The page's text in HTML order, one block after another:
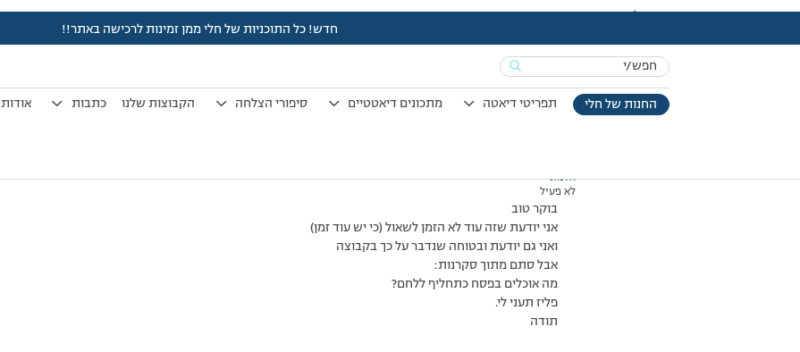
חדש! כל התוכניות של חלי ממן זמינות לרכישה באתר!!
Search
for:החנות של חלי תפריטי דיאטה מתכונים דיאטטיים סיפורי הצלחה הקבוצות שלנו כתבות אודות
עמוד הבית>דיונים>פורום>שאלה מסקרנת
מוצגות 2 תגובות – 1 עד 2 (מתוך 2 סה״כ)
02/04/2008 בשעה 11:22
#52052
אלמוני
לא פעיל
בוקר טוב
אני יודעת שזה עוד לא הזמן לשאול (כי יש עוד זמן)
ואני גם יודעת ובטוחה שנדבר על כך בקבוצה
אבל סתם מתוך סקרנות:
מה אוכלים בפסח כתחליף ללחם?
פליז תעני לי.
תודה